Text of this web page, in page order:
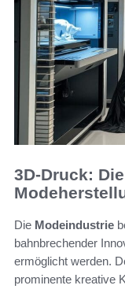
3D-Druck:
Die Modeindustrie
bahnbrechender
ermöglicht werden.
prominente kreative